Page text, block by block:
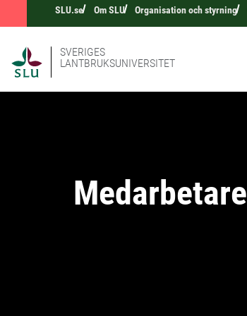
SLU.se Om SLU Organisation och styrning
SVERIGES
LANTBRUKSUNIVERSITET
Medarbetare